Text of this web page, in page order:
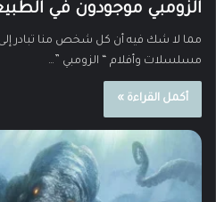
الزومبي موجودون في
مما لا شك فيه أن كل شخص منا تبادر
مسلسلات وأفلام “ الزومبي ”…
أكمل القراءة »